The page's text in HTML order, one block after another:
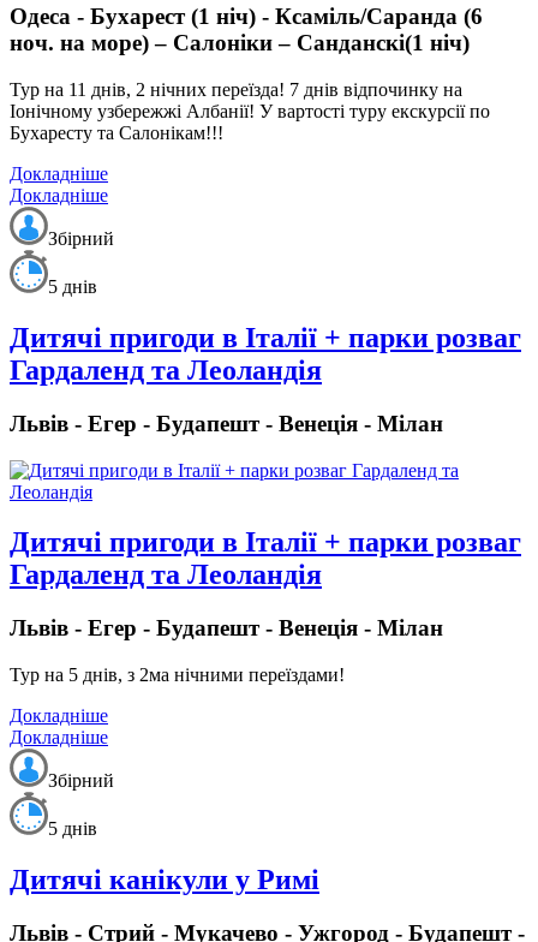
Одеса - Бухарест (1 ніч) - Ксаміль/Саранда (6
ноч. на море) – Салоніки – Санданскі(1 ніч)
Тур на 11 днів, 2 нічних переїзда! 7 днів відпочинку на
Іонічному узбережжі Албанії! У вартості туру екскурсії по
Бухаресту та Салонікам!!!
Докладніше
Докладніше
Збірний
5 днів
Дитячі пригоди в Італії + парки розваг
Гардаленд та Леоландія
Львів - Егер - Будапешт - Венеція - Мілан
Дитячі пригоди в Італії + парки розваг
Гардаленд та Леоландія
Львів - Егер - Будапешт - Венеція - Мілан
Тур на 5 днів, з 2ма нічними переїздами!
Докладніше
Докладніше
Збірний
5 днів
Дитячі канікули у Римі
Львів - Стрий - Мукачево - Ужгород - Будапешт -